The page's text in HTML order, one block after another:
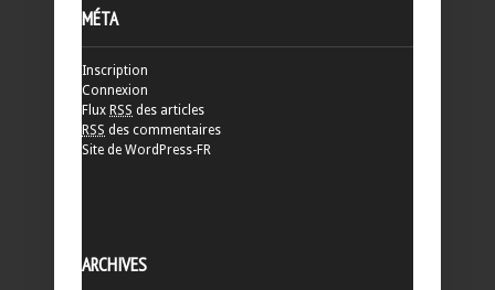
MÉTA
Inscription
Connexion
Flux RSS des articles
RSS des commentaires
Site de WordPress-FR
ARCHIVES